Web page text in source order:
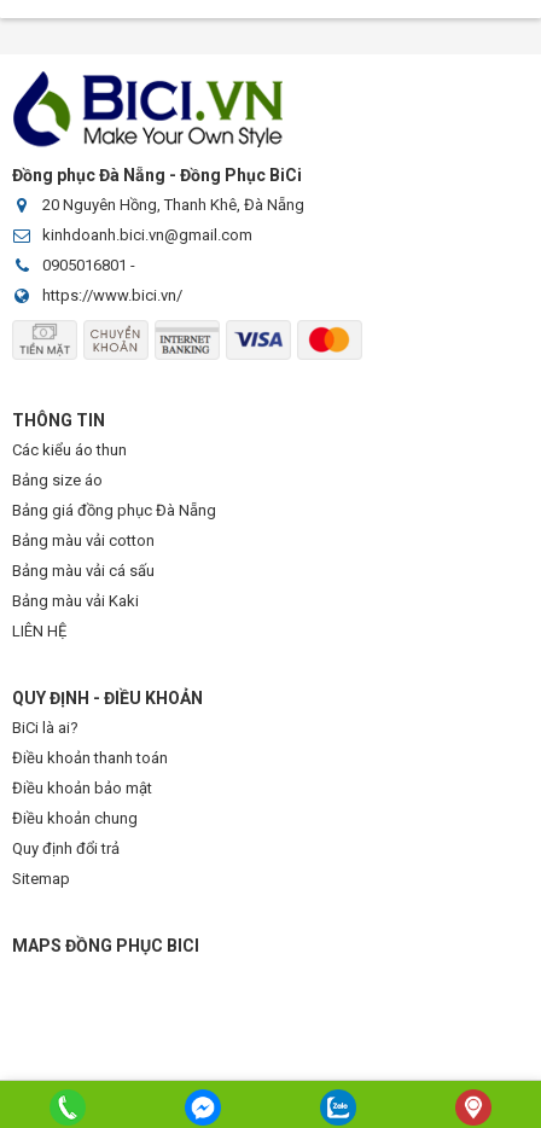
Đồng phục Đà Nẵng - Đồng Phục BiCi
20 Nguyên Hồng, Thanh Khê, Đà Nẵng
kinhdoanh.bici.vn@gmail.com
0905016801 -
https://www.bici.vn/
THÔNG TIN
Các kiểu áo thun
Bảng size áo
Bảng giá đồng phục Đà Nẵng
Bảng màu vải cotton
Bảng màu vải cá sấu
Bảng màu vải Kaki
LIÊN HỆ
QUY ĐỊNH - ĐIỀU KHOẢN
BiCi là ai?
Điều khoản thanh toán
Điều khoản bảo mật
Điều khoản chung
Quy định đổi trả
Sitemap
MAPS ĐỒNG PHỤC BICI